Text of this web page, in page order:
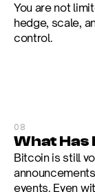
You are not
hedge, scale,
control.
08
What Has
Bitcoin is still
events. Even